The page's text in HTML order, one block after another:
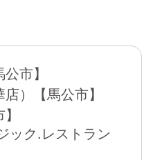
市】
）【馬公市】
ック.レストラン